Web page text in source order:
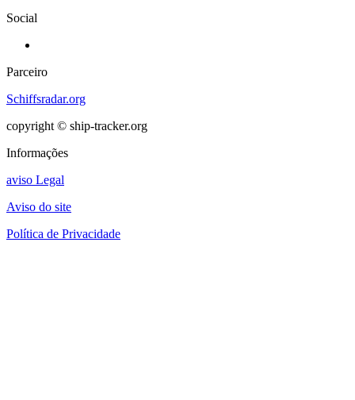
Social
Parceiro
Schiffsradar.org
copyright © ship-tracker.org
Informações
aviso Legal
Aviso do site
Política de Privacidade